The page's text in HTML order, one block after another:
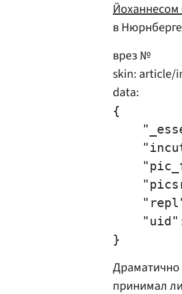
в
врез №
skin: article/
data:
{
Драматично
принимал